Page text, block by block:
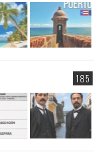
185